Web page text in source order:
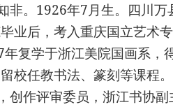
非。1926年7月生。四川万
业后，考入重庆国立艺术
复学于浙江美院国画系，
校任教书法、篆刻等课程
创作评审委员，浙江书协